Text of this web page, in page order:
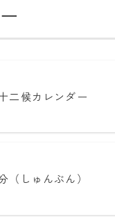
二候カレンダー
（しゅんぶん）